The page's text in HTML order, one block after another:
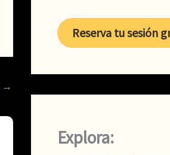
→
Reserva tu sesión
Explora: